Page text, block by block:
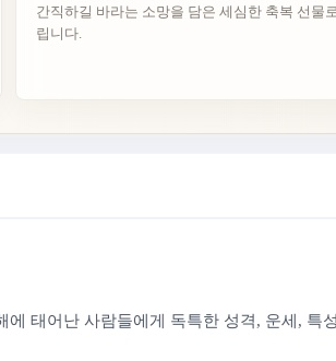
간직하길 바라는 소망을 담은 세심한 축복 선물
립니다.
태어난 사람들에게 독특한 성격, 운세, 특